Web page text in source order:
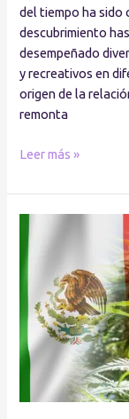
del tiempo ha sido
descubrimiento
desempeñado
y recreativos en
origen de la
remonta
Leer más »
declara
inconstitucional
prohibición
al
uso
lúdico
la